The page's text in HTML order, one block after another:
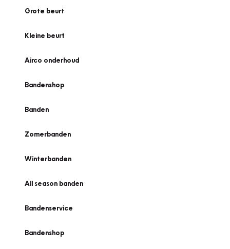
Grote beurt
Kleine beurt
Airco onderhoud
Bandenshop
Banden
Zomerbanden
Winterbanden
All season banden
Bandenservice
Bandenshop